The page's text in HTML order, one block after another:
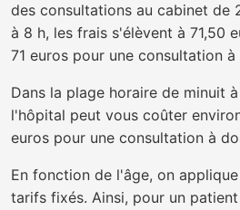
des consultations au cabinet de
à 8 h, les frais s'élèvent à 71,50
71 euros pour une consultation
Dans la plage horaire de minuit
l'hôpital peut vous coûter
euros pour une consultation à
En fonction de l'âge, on
tarifs fixés. Ainsi, pour un